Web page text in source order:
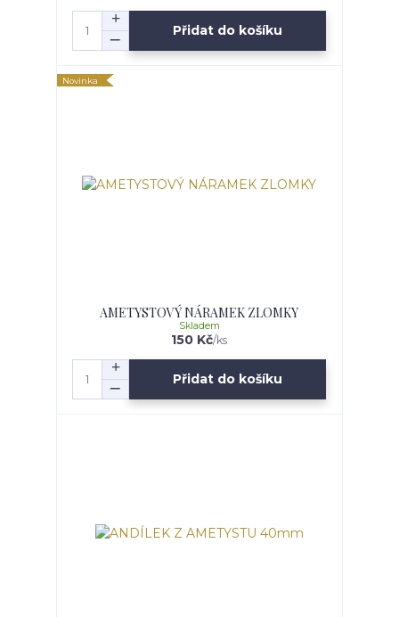
Přidat do košíku
Novinka
AMETYSTOVÝ NÁRAMEK ZLOMKY
150 Kč/ks
Skladem
Přidat do košíku